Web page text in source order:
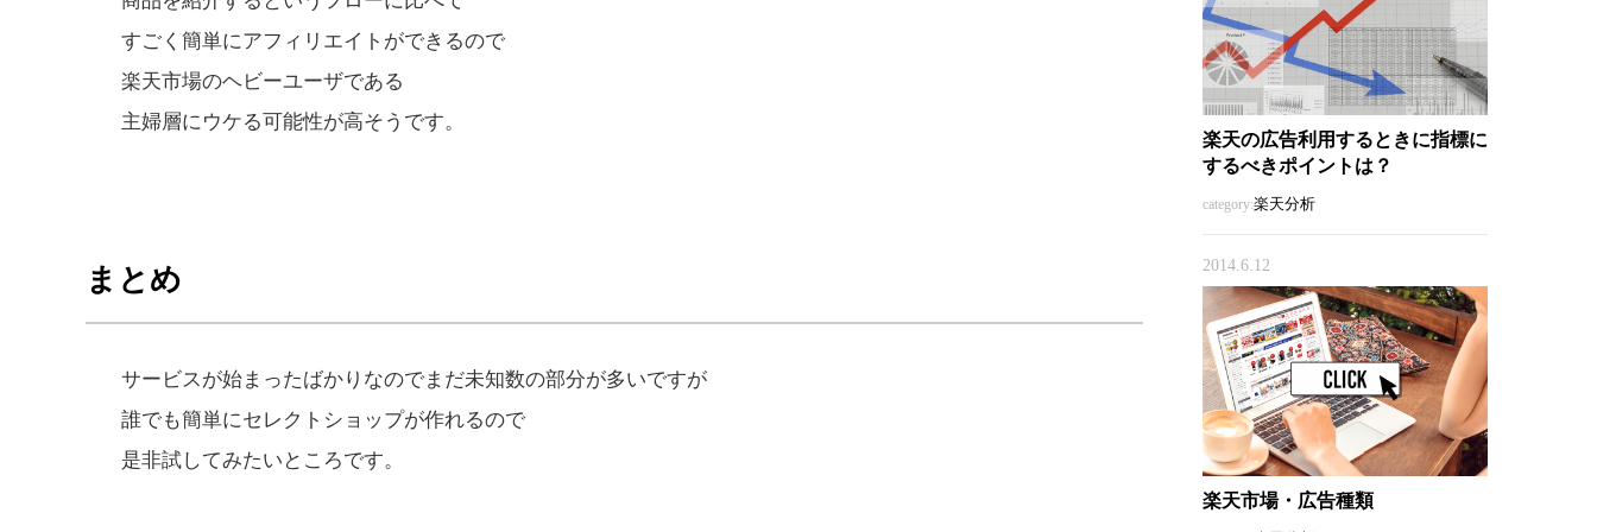
すごく簡単にアフィリエイトができるので
楽天市場のヘビーユーザである
主婦層にウケる可能性が高そうです。
まとめ
サービスが始まったばかりなのでまだ未知数の部分が多いですが
誰でも簡単にセレクトショップが作れるので
是非試してみたいところです。
楽天の広告利用するときに指標に
するべきポイントは？
category:楽天分析
2014.6.12
楽天市場・広告種類